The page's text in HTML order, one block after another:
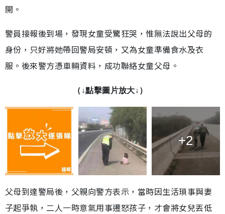
開。
警員接報後到場，發現女童受驚狂哭，惟無法說出父母的
身份，只好將她帶回警局安頓，又為女童準備食水及衣
服。後來警方憑車輛資料，成功聯絡女童父母。
（↓點擊圖片放大↓）
+2
父母到達警局後，父親向警方表示，當時因生活瑣事與妻
子起爭執，二人一時意氣用事遷怒孩子，才會將女兒丟低